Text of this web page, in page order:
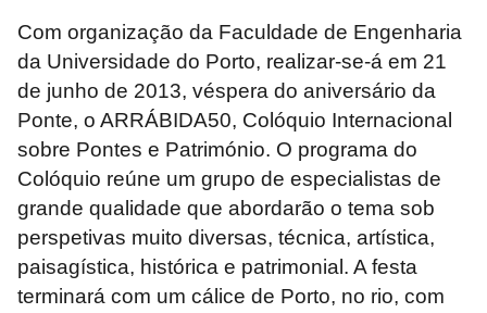
Com organização da Faculdade de Engenharia
da Universidade do Porto, realizar-se-á em 21
de junho de 2013, véspera do aniversário da
Ponte, o ARRÁBIDA50, Colóquio Internacional
sobre Pontes e Património. O programa do
Colóquio reúne um grupo de especialistas de
grande qualidade que abordarão o tema sob
perspetivas muito diversas, técnica, artística,
paisagística, histórica e patrimonial. A festa
terminará com um cálice de Porto, no rio, com